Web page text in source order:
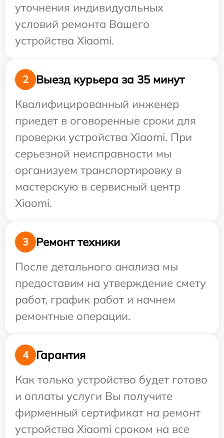
уточнения индивидуальных
условий ремонта Вашего
устройства Xiaomi.
2
Выезд курьера за 35 минут
Квалифицированный инженер
приедет в оговоренные сроки для
проверки устройства Xiaomi. При
серьезной неисправности мы
организуем транспортировку в
мастерскую в сервисный центр
Xiaomi.
3
Ремонт техники
После детального анализа мы
предоставим на утверждение смету
работ, график работ и начнем
ремонтные операции.
4
Гарантия
Как только устройство будет готово
и оплаты услуги Вы получите
фирменный сертификат на ремонт
устройства Xiaomi сроком на все